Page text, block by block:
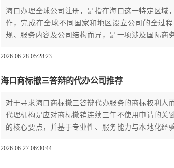
海口办理全球公司注册，是指在海口这一特定区域
作，完成在全球不同国家和地区设立公司的全过
规、服务内容及公司结构而异，是一项涉及国际商
2026-06-28 05:28:23
海口商标撤三答辩的代办公司推荐
对于寻求海口商标撤三答辩代办服务的商标权利人
代理机构是应对商标撤销连续三年不使用申请的关
的核心要点，并基于专业性、服务能力与本地化经
2026-06-27 06:30:44